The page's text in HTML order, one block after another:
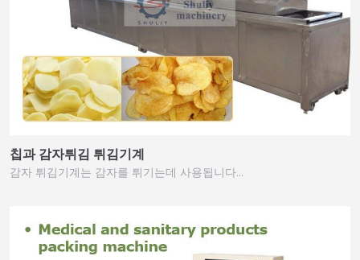
칩과 감자튀김 튀김기계
감자 튀김기계는 감자를 튀기는데 사용됩니다…